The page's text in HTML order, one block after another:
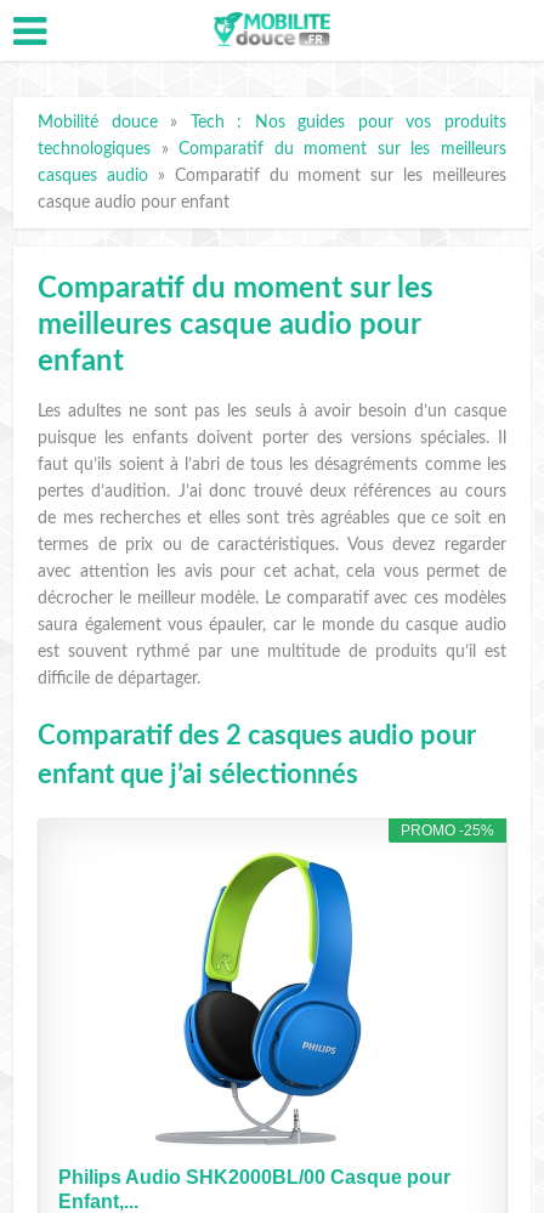
Mobilité douce»
Tech : Nos guides pour vos produits
technologiques »Comparatif du moment sur les meilleurs
casques audio » Comparatif du moment sur les meilleures
casque audio pour enfant
Comparatif du moment sur les
meilleures casque audio pour
enfant
Les adultes ne sont pas les seuls à avoir besoin d’un casque
puisque les enfants doivent porter des versions spéciales. Il
faut qu’ils soient à l’abri de tous les désagréments comme les
pertes d’audition. J’ai donc trouvé deux références au cours
de mes recherches et elles sont très agréables que ce soit en
termes de prix ou de caractéristiques. Vous devez regarder
avec attention les avis pour cet achat, cela vous permet de
décrocher le meilleur modèle. Le comparatif avec ces modèles
saura également vous épauler, car le monde du casque audio
est souvent rythmé par une multitude de produits qu’il est
difficile de départager.
Comparatif des 2 casques audio pour
enfant que j’ai sélectionnés
PROMO -25%
Philips Audio SHK2000BL/00 Casque pour
Enfant,...